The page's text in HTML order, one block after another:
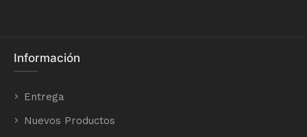
Información
Entrega
Nuevos Productos